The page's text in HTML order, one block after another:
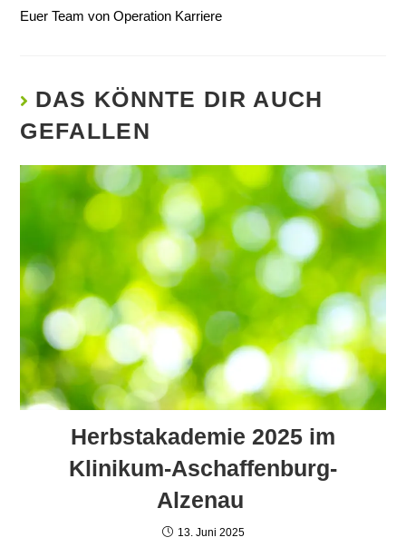
Euer Team von Operation Karriere
DAS KÖNNTE DIR AUCH
GEFALLEN
Herbstakademie 2025 im
Klinikum-Aschaffenburg-
Alzenau
13. Juni 2025